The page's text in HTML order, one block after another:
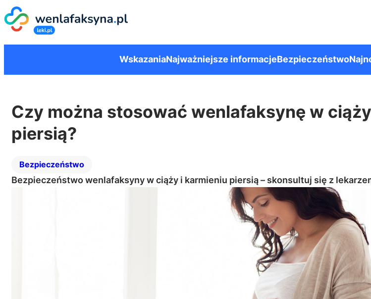
WskazaniaNajważniejsze informacjeBezpieczeństwo
Czy można stosować wenlafaksynę w
piersią?
Bezpieczeństwo
Bezpieczeństwo wenlafaksyny w ciąży i karmieniu piersią – skonsultuj się z